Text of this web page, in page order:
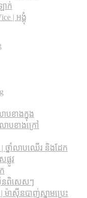
ាក់
| អង្គុំ
ាបខាងក្នុង
លាបខាងក្រៅ
| ថ្នាំលាបឈើរ និងដែក
ផ្លូវ
ស៊ីនពិសេសៗ
ម៉ាស៊ីនបាញ់ស្នាមប្រេះ